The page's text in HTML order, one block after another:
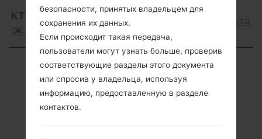
KTC
Korea
SM-
Showing 1 to 2 of 2 entries
безопасности, принятых владельцем для
сохранения их данных.
Если происходит такая передача,
пользователи могут узнать больше, проверив
соответствующие разделы этого документа
или спросив у владельца, используя
информацию, предоставленную в разделе
контактов.